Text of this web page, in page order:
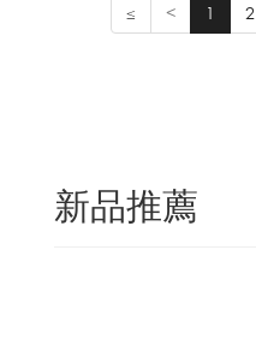
≤ < 1 2
新品推薦